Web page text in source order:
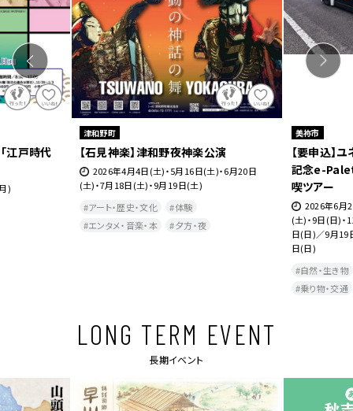
江戸時代
)
津和野町
【石見神楽】津和野夜神楽公演
2026年4月4日(土)・5月16日(土)・6月20日
(土)・7月18日(土)・9月19日(土)
アート・歴史・文化
体験
エンタメ・音楽・本
夕方・夜​
美祢市
【要申込】
記念e-
喫ツアー
2026年6月
(土)・9日(日)・
日(日)／9月19
日(日)
自然・生き物
乗り物・交通​
LONG TERM EVENT
長期イベント